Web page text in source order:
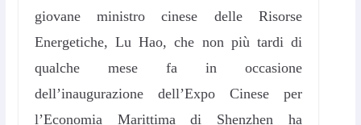
giovane ministro cinese delle Risorse
Energetiche, Lu Hao, che non più tardi di
qualche mese fa in occasione
dell’inaugurazione dell’Expo Cinese per
l’Economia Marittima di Shenzhen ha